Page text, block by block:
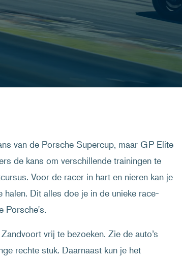
van de Porsche Supercup, maar GP Elite
de kans om verschillende trainingen te
Voor de racer in hart en nieren kan je
Dit alles doe je in de unieke race-
Porsche's.
vrij te bezoeken. Zie de auto’s
rechte stuk. Daarnaast kun je het